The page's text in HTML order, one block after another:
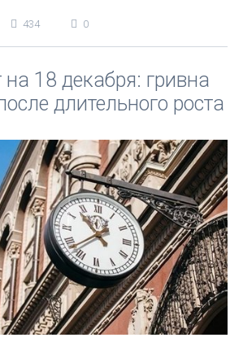
434 0
18 декабря: гривна
длительного роста